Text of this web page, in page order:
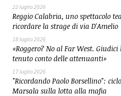
22 luglio 2026
Reggio Calabria, uno spettacolo
ricordare la strage di via D'Amelio
18 luglio 2026
«Roggero? No al Far West.
tenuto conto delle attenuanti»
17 luglio 2026
"Ricordando Paolo Borsellino":
Marsala sulla lotta alla mafia